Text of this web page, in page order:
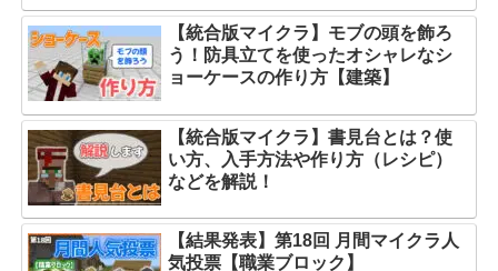
【統合版マイクラ】モブの頭を飾ろ
う！防具立てを使ったオシャレなシ
ョーケースの作り方【建築】
【統合版マイクラ】書見台とは？使
い方、入手方法や作り方（レシピ）
などを解説！
【結果発表】第18回 月間マイクラ人
気投票【職業ブロック】